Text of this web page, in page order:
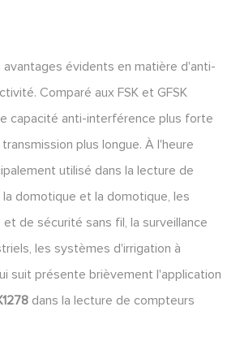
avantages évidents en matière d'anti-
Comparé aux FSK et GFSK
capacité anti-interférence plus forte
plus longue. À l'heure
utilisé dans la lecture de
domotique et la domotique, les
de sécurité sans fil, la surveillance
les systèmes d'irrigation à
suit présente brièvement l'application
dans la lecture de compteurs